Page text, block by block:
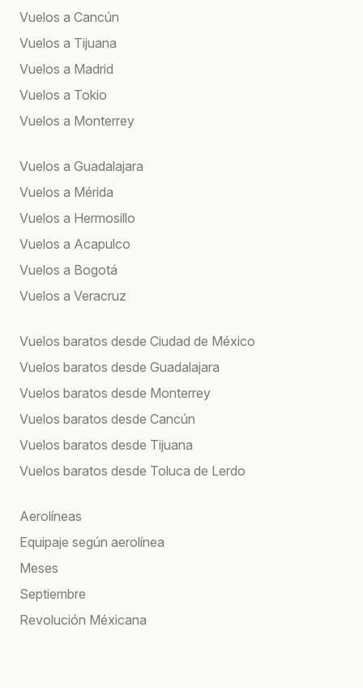
Vuelos a Cancún
Vuelos a Tijuana
Vuelos a Madrid
Vuelos a Tokio
Vuelos a Monterrey
Vuelos a Guadalajara
Vuelos a Mérida
Vuelos a Hermosillo
Vuelos a Acapulco
Vuelos a Bogotá
Vuelos a Veracruz
Vuelos baratos desde Ciudad de México
Vuelos baratos desde Guadalajara
Vuelos baratos desde Monterrey
Vuelos baratos desde Cancún
Vuelos baratos desde Tijuana
Vuelos baratos desde Toluca de Lerdo
Aerolíneas
Equipaje según aerolínea
Meses
Septiembre
Revolución Méxicana